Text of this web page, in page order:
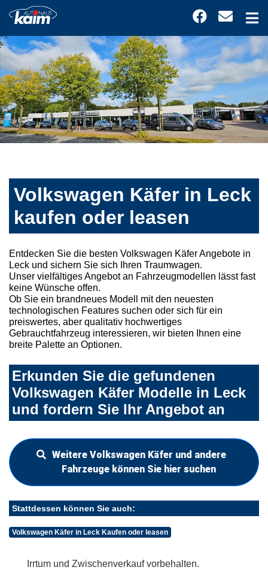
Volkswagen Käfer in Leck
kaufen oder leasen
Entdecken Sie die besten Volkswagen Käfer Angebote in
Leck und sichern Sie sich Ihren Traumwagen.
Unser vielfältiges Angebot an Fahrzeugmodellen lässt fast
keine Wünsche offen.
Ob Sie ein brandneues Modell mit den neuesten
technologischen Features suchen oder sich für ein
preiswertes, aber qualitativ hochwertiges
Gebrauchtfahrzeug interessieren, wir bieten Ihnen eine
breite Palette an Optionen.
Erkunden Sie die gefundenen
Volkswagen Käfer Modelle in Leck
und fordern Sie Ihr Angebot an
Weitere Volkswagen Käfer und andere
Fahrzeuge können Sie hier suchen
Stattdessen können Sie auch:
Volkswagen Käfer in Leck Kaufen oder leasen
Irrtum und Zwischenverkauf vorbehalten.